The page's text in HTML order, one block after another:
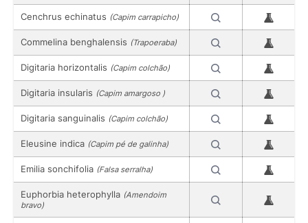
Cenchrus echinatus (Capim carrapicho)
Commelina benghalensis (Trapoeraba)
Digitaria horizontalis (Capim colchão)
Digitaria insularis (Capim amargoso )
Digitaria sanguinalis (Capim colchão)
Eleusine indica (Capim pé de galinha)
Emilia sonchifolia (Falsa serralha)
Euphorbia heterophylla (Amendoim
bravo)